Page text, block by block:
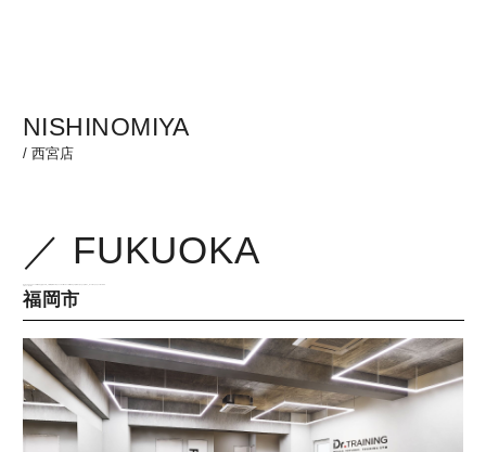
NISHINOMIYA
/ 西宮店
／ FUKUOKA
福岡市